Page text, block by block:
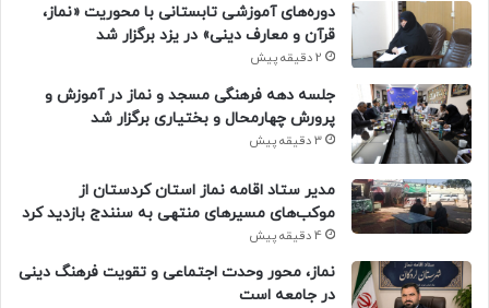
دوره‌های آموزشی تابستانی با محوریت «نماز،
قرآن و معارف دینی» در یزد برگزار شد
2 دقیقه پیش
جلسه دهه فرهنگی مسجد و نماز در آموزش و
پرورش چهارمحال و بختیاری برگزار شد
3 دقیقه پیش
مدیر ستاد اقامه نماز استان کردستان از
موکب‌های مسیرهای منتهی به سنندج بازدید کرد
4 دقیقه پیش
نماز، محور وحدت اجتماعی و تقویت فرهنگ دینی
در جامعه است